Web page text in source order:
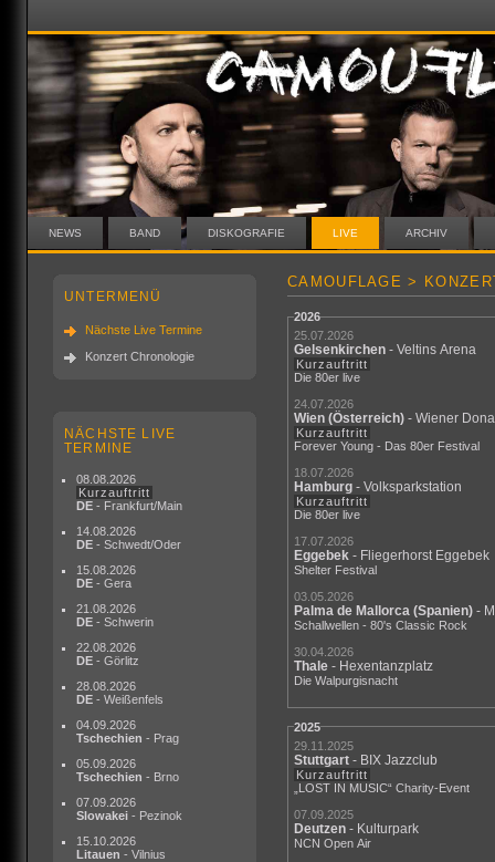
NEWS BAND DISKOGRAFIE LIVE ARCHIV
UNTERMENÜ
Nächste Live Termine
Konzert Chronologie
NÄCHSTE LIVE
TERMINE
08.08.2026
Kurzauftritt
DE - Frankfurt/Main
14.08.2026
DE - Schwedt/Oder
15.08.2026
DE - Gera
21.08.2026
DE - Schwerin
22.08.2026
DE - Görlitz
28.08.2026
DE - Weißenfels
04.09.2026
Tschechien - Prag
05.09.2026
Tschechien - Brno
07.09.2026
Slowakei - Pezinok
15.10.2026
Litauen - Vilnius
CAMOUFLAGE >
2026
25.07.2026
Gelsenkirchen - Veltins Arena
Kurzauftritt
Die 80er live
24.07.2026
Wien (Österreich) - Wiener
Kurzauftritt
Forever Young - Das 80er Festival
18.07.2026
Hamburg - Volksparkstation
Kurzauftritt
Die 80er live
17.07.2026
Eggebek - Fliegerhorst Eggebek
Shelter Festival
03.05.2026
Palma de Mallorca (Spanien) -
Schallwellen - 80's Classic Rock
30.04.2026
Thale - Hexentanzplatz
Die Walpurgisnacht
2025
29.11.2025
Stuttgart - BIX Jazzclub
Kurzauftritt
„LOST IN MUSIC“ Charity-Event
07.09.2025
Deutzen - Kulturpark
NCN Open Air